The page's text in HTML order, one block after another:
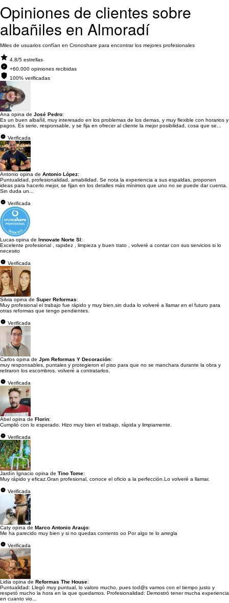
Opiniones de clientes sobre
albañiles en Almoradí
Miles de usuarios confían en Cronoshare para encontrar los mejores profesionales
4.8/5 estrellas
+60.000 opiniones recibidas
100% verificadas
Ana opina de José Pedro:
Es un buen albañil, muy interesado en los problemas de los demas, y muy flexible con horarios y
pagos. Es serio, responsable, y se fija en ofrecer al cliente la mejor posibilidad, cosa que se...
Verificada
Antonio opina de Antonio López:
Puntualidad, profesionalidad, amabilidad. Se nota la experiencia a sus espaldas, proponen
ideas para hacerlo mejor, se fijan en los detalles más mínimos que uno no se puede dar cuenta.
Sin duda un...
Verificada
Lucas opina de Innovate Norte Sl:
Excelente profesional , rapidez , limpieza y buen trato , volveré a contar con sus servicios si lo
necesito
Verificada
Silvia opina de Super Reformas:
Muy profesional el trabajo fue rápido y muy bien,sin duda lo volveré a llamar en el futuro para
otras reformas que tengo pendientes.
Verificada
Carlos opina de Jpm Reformas Y Decoración:
muy responsables, puntales y protegieron el piso para que no se manchara durante la obra y
retiraron los escombros. volveré a contratarlos.
Verificada
Abel opina de Florin:
Cumplió con lo esperado. Hizo muy bien el trabajo, rápida y limpiamente.
Verificada
Jardín Ignacio opina de Tino Tome:
Muy rápido y eficaz.Gran profesional, conoce el oficio a la perfección.Lo volveré a llamar.
Verificada
Caty opina de Marco Antonio Araujo:
Me ha parecido muy bien y si no quedas contento oo Por algo te lo arregla
Verificada
Lidia opina de Reformas The House:
Puntualidad: Llegó muy puntual, lo valoro mucho, pues tod@s vamos con el tiempo justo y
respetó mucho la hora en la que quedamos. Profesionalidad: Demostró tener mucha experiencia
en cuanto vio...